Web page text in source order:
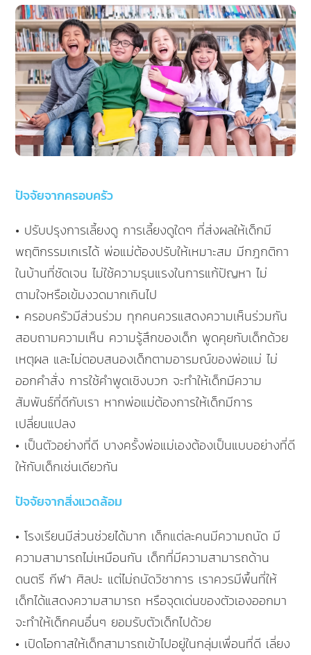
ปัจจัยจากครอบครัว
• ปรับปรุงการเลี้ยงดู การเลี้ยงดูใดๆ ที่ส่งผลให้เด็กมี
พฤติกรรมเกเรได้ พ่อแม่ต้องปรับให้เหมาะสม มีกฎกติกา
ในบ้านที่ชัดเจน ไม่ใช้ความรุนแรงในการแก้ปัญหา ไม่
ตามใจหรือเข้มงวดมากเกินไป
• ครอบครัวมีส่วนร่วม ทุกคนควรแสดงความเห็นร่วมกัน
สอบถามความเห็น ความรู้สึกของเด็ก พูดคุยกับเด็กด้วย
เหตุผล และไม่ตอบสนองเด็กตามอารมณ์ของพ่อแม่ ไม่
ออกคำสั่ง การใช้คำพูดเชิงบวก จะทำให้เด็กมีความ
สัมพันธ์ที่ดีกับเรา หากพ่อแม่ต้องการให้เด็กมีการ
เปลี่ยนแปลง
• เป็นตัวอย่างที่ดี บางครั้งพ่อแม่เองต้องเป็นแบบอย่างที่ดี
ให้กับเด็กเช่นเดียวกัน
ปัจจัยจากสิ่งแวดล้อม
• โรงเรียนมีส่วนช่วยได้มาก เด็กแต่ละคนมีความถนัด มี
ความสามารถไม่เหมือนกัน เด็กที่มีความสามารถด้าน
ดนตรี กีฬา ศิลปะ แต่ไม่ถนัดวิชาการ เราควรมีพื้นที่ให้
เด็กได้แสดงความสามารถ หรือจุดเด่นของตัวเองออกมา
จะทำให้เด็กคนอื่นๆ ยอมรับตัวเด็กไปด้วย
• เปิดโอกาสให้เด็กสามารถเข้าไปอยู่ในกลุ่มเพื่อนที่ดี เลี่ยง